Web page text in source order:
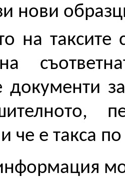
нови
на
документи
че е такса